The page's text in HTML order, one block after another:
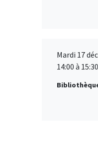
Mardi 17
14:00 à 15:30